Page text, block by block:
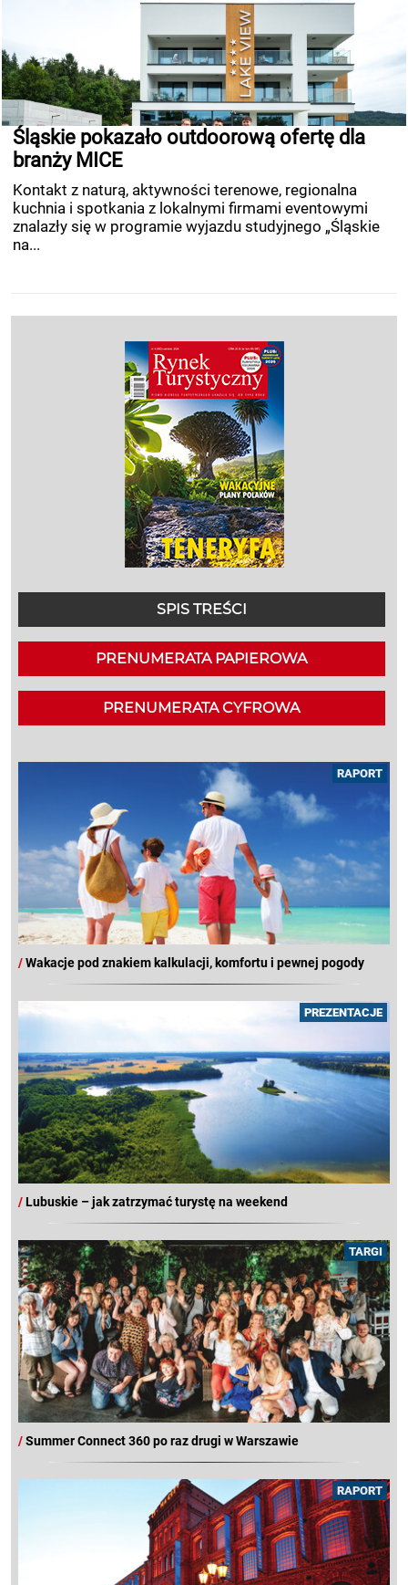
Śląskie pokazało outdoorową ofertę dla
branży MICE
Kontakt z naturą, aktywności terenowe, regionalna
kuchnia i spotkania z lokalnymi firmami eventowymi
znalazły się w programie wyjazdu studyjnego „Śląskie
na...
SPIS TREŚCI
PRENUMERATA PAPIEROWA
PRENUMERATA CYFROWA
RAPORT
/Wakacje pod znakiem kalkulacji, komfortu i pewnej pogody
PREZENTACJE
/Lubuskie – jak zatrzymać turystę na weekend
TARGI
/Summer Connect 360 po raz drugi w Warszawie
RAPORT